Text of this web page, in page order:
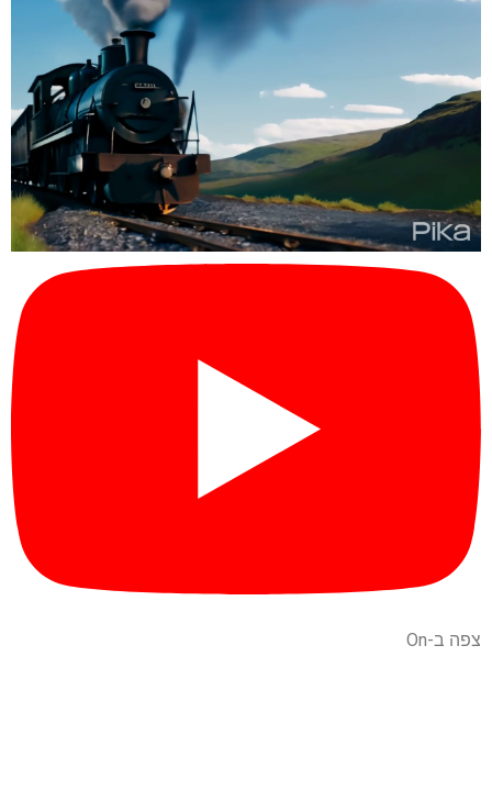
צפה ב-On